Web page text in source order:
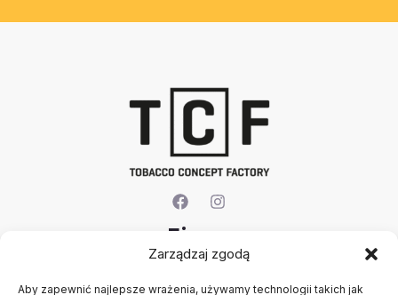
Zarządzaj zgodą
Aby zapewnić najlepsze wrażenia, używamy technologii takich jak
Firma